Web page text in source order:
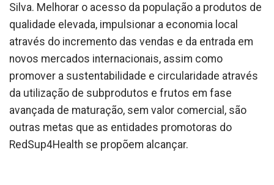
Silva. Melhorar o acesso da população a produtos de
qualidade elevada, impulsionar a economia local
através do incremento das vendas e da entrada em
novos mercados internacionais, assim como
promover a sustentabilidade e circularidade através
da utilização de subprodutos e frutos em fase
avançada de maturação, sem valor comercial, são
outras metas que as entidades promotoras do
RedSup4Health se propõem alcançar.